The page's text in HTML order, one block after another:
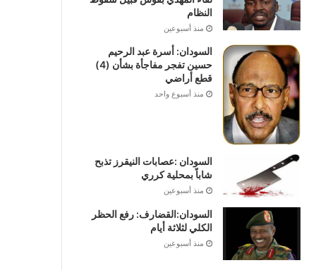
النظام
منذ أسبوعين
السودان: أسرة عبد الرحيم
حسين تفجر مفاجأة بشأن (4)
قطع أراضي
منذ أسبوع واحد
السودان :عصابات النيقرز تذبح
شاباً بمحلية كرري
منذ أسبوعين
السودان:القضارف: رفع الحظر
الكلي لثلاثة أيام
منذ أسبوعين